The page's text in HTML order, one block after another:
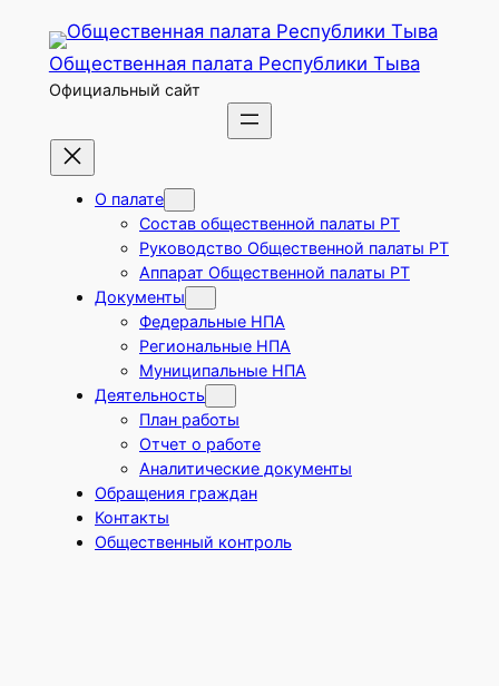
Перейти
содержимому
Общественная палата Республики Тыва
Официальный сайт
О палате
Состав общественной палаты РТ
Руководство Общественной палаты РТ
Аппарат Общественной палаты РТ
Документы
Федеральные НПА
Региональные НПА
Муниципальные НПА
Деятельность
План работы
Отчет о работе
Аналитические документы
Обращения граждан
Контакты
Общественный контроль